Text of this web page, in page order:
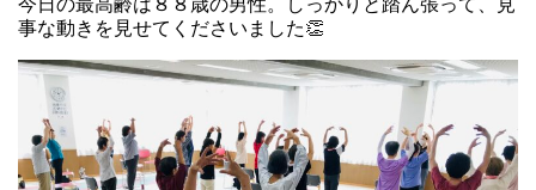
今日の最高齢は８８歳の男性。しっかりと踏ん張って、見
事な動きを見せてくださいました👏